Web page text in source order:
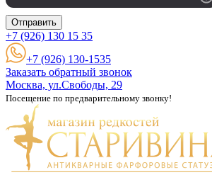
Отправить
+7 (926) 130 15 35
+7 (926) 130-1535
Заказать обратный звонок
Москва, ул.Свободы, 29
Посещение по предварительному звонку!